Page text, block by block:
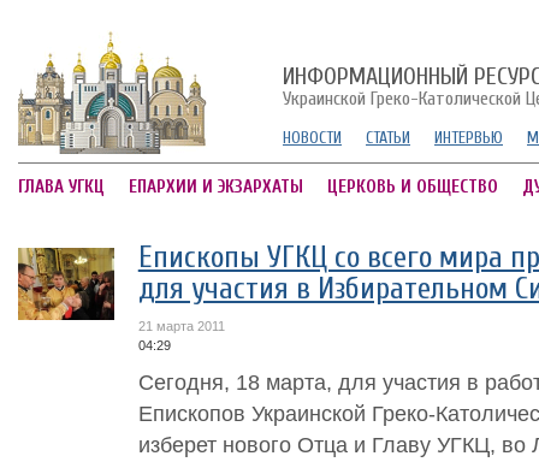
ИНФОРМАЦИОННЫЙ
Украинской Греко-Католической
НОВОСТИ СТАТЬИ ИНТЕРВЬЮ
ГЛАВА УГКЦ ЕПАРХИИ И ЭКЗАРХАТЫ ЦЕРКОВЬ И ОБЩЕСТВО
Епископы УГКЦ со всего мира
для участия в Избирательном
21 марта 2011
04:29
Сегодня, 18 марта, для участия в
Епископов Украинской Греко-
изберет нового Отца и Главу УГКЦ, во